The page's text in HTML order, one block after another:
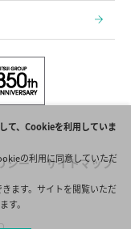
シー サイトマップ
て、Cookieを利用していま
の利用に同意していただ
ます。サイトを閲覧いただ
す。